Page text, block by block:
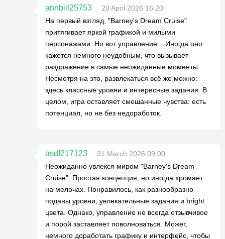
annbill25753
20 April 2026 16:20
На первый взгляд, "Barney's Dream Cruise"
притягивает яркой графикой и милыми
персонажами. Но вот управление... Иногда оно
кажется немного неудобным, что вызывает
раздражение в самые неожиданные моменты.
Несмотря на это, развлекаться всё же можно:
здесь классные уровни и интересные задания. В
целом, игра оставляет смешанные чувства: есть
потенциал, но не без недоработок.
asdf217123
31 March 2026 09:00
Неожиданно увлекся миром "Barney's Dream
Cruise". Простая концепция, но иногда хромает
на мелочах. Понравилось, как разнообразно
поданы уровни, увлекательные задания и bright
цвета. Однако, управление не всегда отзывчивое
и порой заставляет поволноваться. Может,
немного доработать графику и интерфейс, чтобы